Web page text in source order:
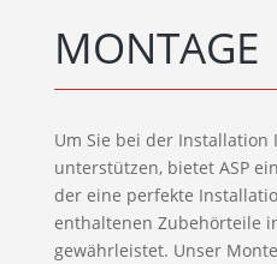
MONTAGE
Um Sie bei der Installation
unterstützen, bietet ASP
der eine perfekte
enthaltenen Zubehörteile
gewährleistet. Unser